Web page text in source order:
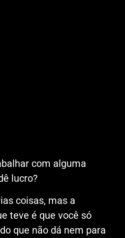
com alguma
lucro?
coisas, mas a
teve é que você só
que não dá nem para